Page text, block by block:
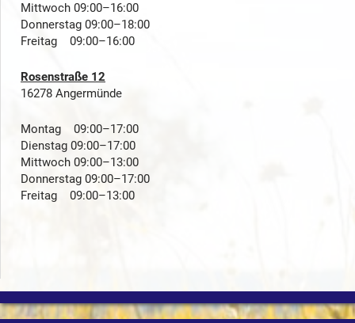
Mittwoch 09:00–16:00
Donnerstag 09:00–18:00
Freitag 09:00–16:00
Rosenstraße 12
16278 Angermünde
Montag 09:00–17:00
Dienstag 09:00–17:00
Mittwoch 09:00–13:00
Donnerstag 09:00–17:00
Freitag 09:00–13:00